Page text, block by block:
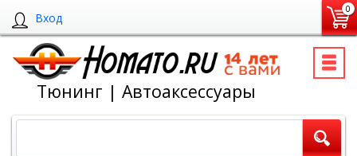
Вход
0
Тюнинг | Автоаксессуары